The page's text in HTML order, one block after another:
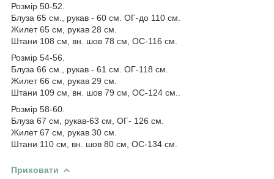
Розмір 50-52.
Блуза 65 см., рукав - 60 см. ОГ-до 110 см.
Жилет 65 см, рукав 28 см.
Штани 108 см, вн. шов 78 см, ОС-116 см.
Розмір 54-56.
Блуза 66 см., рукав - 61 см. ОГ-118 см.
Жилет 66 см, рукав 29 см.
Штани 109 см, вн. шов 79 см, ОС-124 см..
Розмір 58-60.
Блуза 67 см, рукав-63 см, ОГ- 126 см.
Жилет 67 см, рукав 30 см.
Штани 110 см, вн. шов 80 см, ОС-134 см.
Приховати